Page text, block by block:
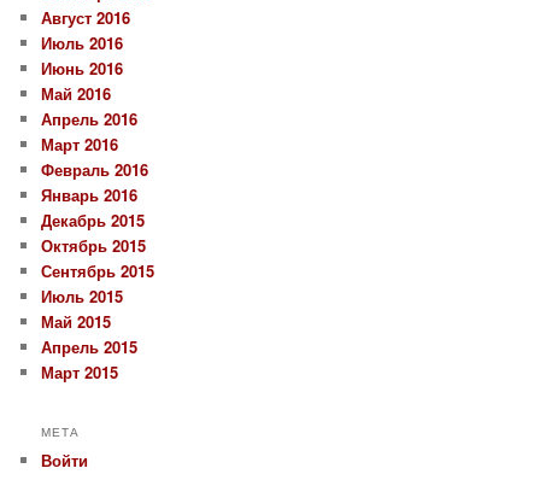
Август 2016
Июль 2016
Июнь 2016
Май 2016
Апрель 2016
Март 2016
Февраль 2016
Январь 2016
Декабрь 2015
Октябрь 2015
Сентябрь 2015
Июль 2015
Май 2015
Апрель 2015
Март 2015
МЕТА
Войти